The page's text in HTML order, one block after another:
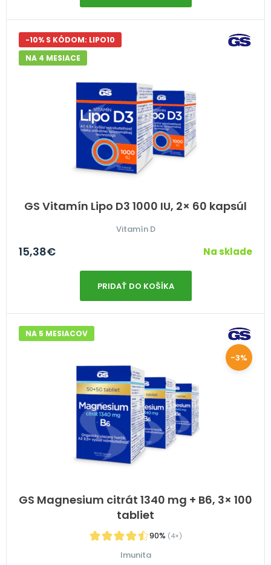
GS Vitamín Lipo D3 1000 IU, 2× 60 kapsúl
-10% S KÓDOM: LIPO10
NA 4 MESIACE
Vitamín D
15,38€ Na sklade
PRIDAŤ DO KOŠÍKA
GS Magnesium citrát 1340 mg + B6, 3× 100
tabliet
90% (4×)
NA 5 MESIACOV
Imunita
-3%